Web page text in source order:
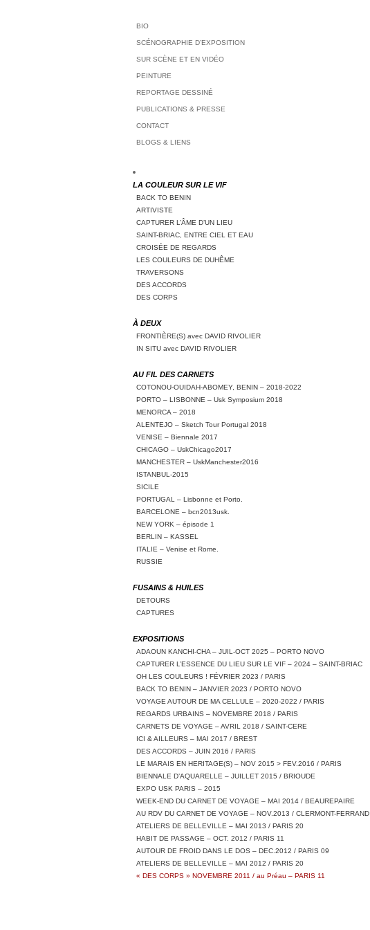
BIO
SCÉNOGRAPHIE D’EXPOSITION
SUR SCÈNE ET EN VIDÉO
PEINTURE
REPORTAGE DESSINÉ
PUBLICATIONS & PRESSE
CONTACT
BLOGS & LIENS
LA COULEUR SUR LE VIF
BACK TO BENIN
ARTIVISTE
CAPTURER L’ÂME D’UN LIEU
SAINT-BRIAC, ENTRE CIEL ET EAU
CROISÉE DE REGARDS
LES COULEURS DE DUHÊME
TRAVERSONS
DES ACCORDS
DES CORPS
À DEUX
FRONTIÈRE(S) avec DAVID RIVOLIER
IN SITU avec DAVID RIVOLIER
AU FIL DES CARNETS
COTONOU-OUIDAH-ABOMEY, BENIN – 2018-2022
PORTO – LISBONNE – Usk Symposium 2018
MENORCA – 2018
ALENTEJO – Sketch Tour Portugal 2018
VENISE – Biennale 2017
CHICAGO – UskChicago2017
MANCHESTER – UskManchester2016
ISTANBUL-2015
SICILE
PORTUGAL – Lisbonne et Porto.
BARCELONE – bcn2013usk.
NEW YORK – épisode 1
BERLIN – KASSEL
ITALIE – Venise et Rome.
RUSSIE
FUSAINS & HUILES
DETOURS
CAPTURES
EXPOSITIONS
ADAOUN KANCHI-CHA – JUIL-OCT 2025 – PORTO NOVO
CAPTURER L’ESSENCE DU LIEU SUR LE VIF – 2024 – SAINT-BRIAC
OH LES COULEURS ! FÉVRIER 2023 / PARIS
BACK TO BENIN – JANVIER 2023 / PORTO NOVO
VOYAGE AUTOUR DE MA CELLULE – 2020-2022 / PARIS
REGARDS URBAINS – NOVEMBRE 2018 / PARIS
CARNETS DE VOYAGE – AVRIL 2018 / SAINT-CERE
ICI & AILLEURS – MAI 2017 / BREST
DES ACCORDS – JUIN 2016 / PARIS
LE MARAIS EN HERITAGE(S) – NOV 2015 > FEV.2016 / PARIS
BIENNALE D’AQUARELLE – JUILLET 2015 / BRIOUDE
EXPO USK PARIS – 2015
WEEK-END DU CARNET DE VOYAGE – MAI 2014 / BEAUREPAIRE
AU RDV DU CARNET DE VOYAGE – NOV.2013 / CLERMONT-FERRAND
ATELIERS DE BELLEVILLE – MAI 2013 / PARIS 20
HABIT DE PASSAGE – OCT. 2012 / PARIS 11
AUTOUR DE FROID DANS LE DOS – DEC.2012 / PARIS 09
ATELIERS DE BELLEVILLE – MAI 2012 / PARIS 20
« DES CORPS » NOVEMBRE 2011 / au Préau – PARIS 11